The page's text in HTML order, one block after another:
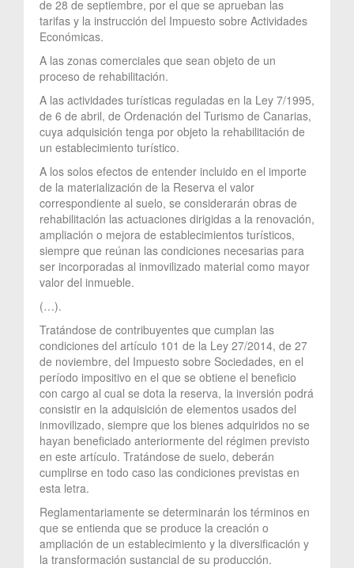
de 28 de septiembre, por el que se aprueban las
tarifas y la instrucción del Impuesto sobre Actividades
Económicas.
A las zonas comerciales que sean objeto de un
proceso de rehabilitación.
A las actividades turísticas reguladas en la Ley 7/1995,
de 6 de abril, de Ordenación del Turismo de Canarias,
cuya adquisición tenga por objeto la rehabilitación de
un establecimiento turístico.
A los solos efectos de entender incluido en el importe
de la materialización de la Reserva el valor
correspondiente al suelo, se considerarán obras de
rehabilitación las actuaciones dirigidas a la renovación,
ampliación o mejora de establecimientos turísticos,
siempre que reúnan las condiciones necesarias para
ser incorporadas al inmovilizado material como mayor
valor del inmueble.
(…).
Tratándose de contribuyentes que cumplan las
condiciones del artículo 101 de la Ley 27/2014, de 27
de noviembre, del Impuesto sobre Sociedades, en el
período impositivo en el que se obtiene el beneficio
con cargo al cual se dota la reserva, la inversión podrá
consistir en la adquisición de elementos usados del
inmovilizado, siempre que los bienes adquiridos no se
hayan beneficiado anteriormente del régimen previsto
en este artículo. Tratándose de suelo, deberán
cumplirse en todo caso las condiciones previstas en
esta letra.
Reglamentariamente se determinarán los términos en
que se entienda que se produce la creación o
ampliación de un establecimiento y la diversificación y
la transformación sustancial de su producción.